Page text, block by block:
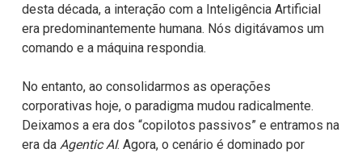
desta década, a interação com a Inteligência Artificial
era predominantemente humana. Nós digitávamos um
comando e a máquina respondia.
No entanto, ao consolidarmos as operações
corporativas hoje, o paradigma mudou radicalmente.
Deixamos a era dos “copilotos passivos” e entramos na
era da Agentic AI. Agora, o cenário é dominado por